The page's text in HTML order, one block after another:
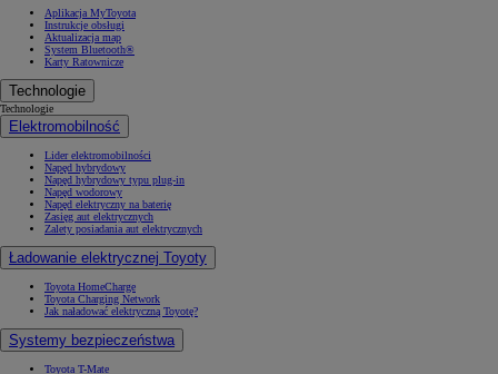
Aplikacja MyToyota
Instrukcje obsługi
Aktualizacja map
System Bluetooth®
Karty Ratownicze
Technologie
Technologie
Elektromobilność
Lider elektromobilności
Napęd hybrydowy
Napęd hybrydowy typu plug-in
Napęd wodorowy
Napęd elektryczny na baterię
Zasięg aut elektrycznych
Zalety posiadania aut elektrycznych
Ładowanie elektrycznej Toyoty
Toyota HomeCharge
Toyota Charging Network
Jak naładować elektryczną Toyotę?
Systemy bezpieczeństwa
Toyota T-Mate